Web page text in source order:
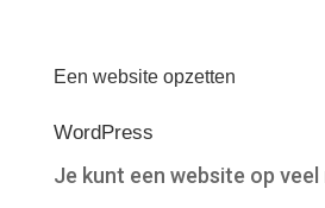
Een website opzetten
WordPress
Je kunt een website op veel